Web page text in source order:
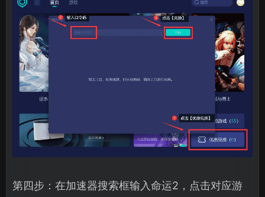
第四步：在加速器搜索框输入命运2，点击对应游